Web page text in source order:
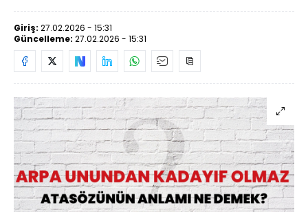
Giriş: 27.02.2026 - 15:31
Güncelleme: 27.02.2026 - 15:31